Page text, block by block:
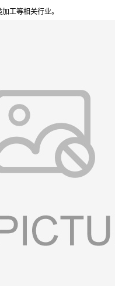
工等相关行业。